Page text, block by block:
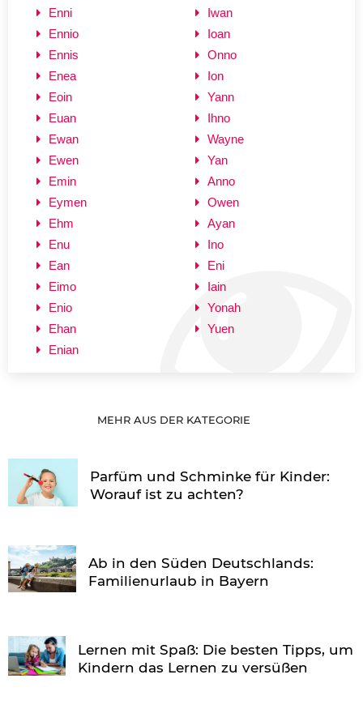
Enni
Ennio
Ennis
Enea
Eoin
Euan
Ewan
Ewen
Emin
Eymen
Ehm
Enu
Ean
Eimo
Enio
Ehan
Enian
Iwan
Ioan
Onno
Ion
Yann
Ihno
Wayne
Yan
Anno
Owen
Ayan
Ino
Eni
Iain
Yonah
Yuen
MEHR AUS DER KATEGORIE
Parfüm und Schminke für Kinder:
Worauf ist zu achten?
Ab in den Süden Deutschlands:
Familienurlaub in Bayern
Lernen mit Spaß: Die besten Tipps, um
Kindern das Lernen zu versüßen